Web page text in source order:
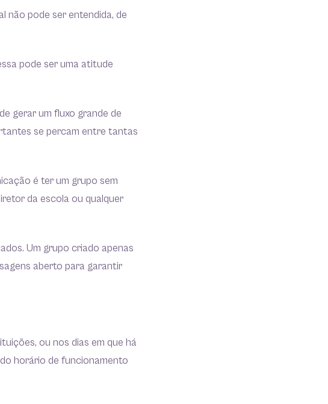
não pode ser entendida, de
pode ser uma atitude
gerar um fluxo grande de
se percam entre tantas
é ter um grupo sem
da escola ou qualquer
Um grupo criado apenas
aberto para garantir
ou nos dias em que há
horário de funcionamento